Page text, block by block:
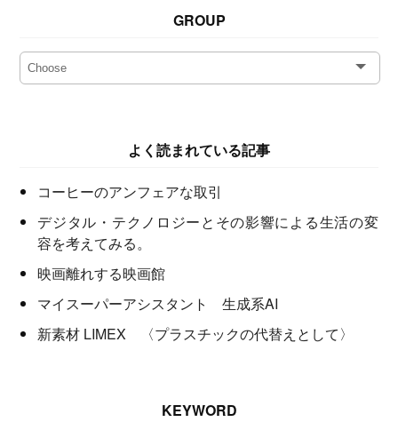
GROUP
よく読まれている記事
コーヒーのアンフェアな取引
デジタル・テクノロジーとその影響による生活の変
容を考えてみる。
映画離れする映画館
マイスーパーアシスタント 生成系AI
新素材 LIMEX 〈プラスチックの代替えとして〉
KEYWORD